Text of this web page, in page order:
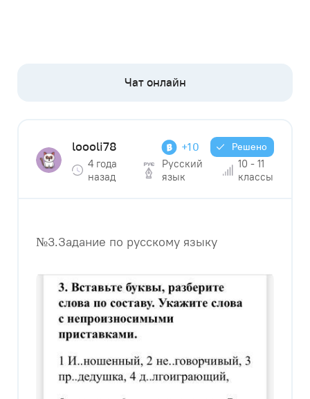
loooli78 +10 Решено
4 года
назад
Русский
язык
10 - 11
классы
№3.Задание по русскому языку